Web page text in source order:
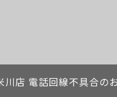
川店 電話回線不具合の